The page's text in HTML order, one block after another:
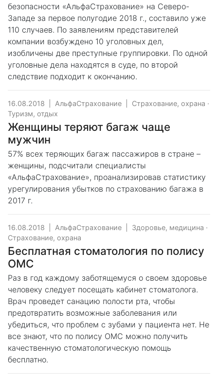
безопасности «АльфаСтрахование» на Северо-
Западе за первое полугодие 2018 г., составило уже
110 случаев. По заявлениям представителей
компании возбуждено 10 уголовных дел,
изобличены две преступные группировки. По одной
уголовные дела находятся в суде, по второй
следствие подходит к окончанию.
16.08.2018 АльфаСтрахование Страхование, охрана ·
Туризм, отдых
Женщины теряют багаж чаще
мужчин
57% всех теряющих багаж пассажиров в стране –
женщины, подсчитали специалисты
«АльфаСтрахование», проанализировав статистику
урегулирования убытков по страхованию багажа в
2017 г.
16.08.2018 АльфаСтрахование Здоровье, медицина ·
Страхование, охрана
Бесплатная стоматология по полису
ОМС
Раз в год каждому заботящемуся о своем здоровье
человеку следует посещать кабинет стоматолога.
Врач проведет санацию полости рта, чтобы
предотвратить возможные заболевания или
убедиться, что проблем с зубами у пациента нет. Не
все знают, что по полису ОМС можно получить
качественную стоматологическую помощь
бесплатно.